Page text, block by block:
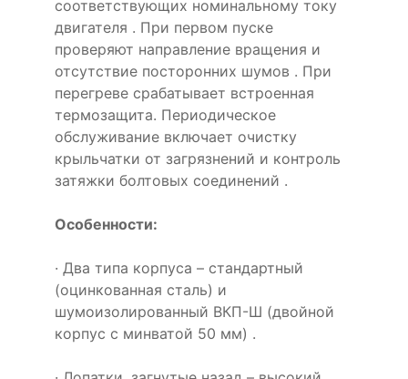
соответствующих номинальному току
двигателя . При первом пуске
проверяют направление вращения и
отсутствие посторонних шумов . При
перегреве срабатывает встроенная
термозащита. Периодическое
обслуживание включает очистку
крыльчатки от загрязнений и контроль
затяжки болтовых соединений .
Особенности:
· Два типа корпуса – стандартный
(оцинкованная сталь) и
шумоизолированный ВКП-Ш (двойной
корпус с минватой 50 мм) .